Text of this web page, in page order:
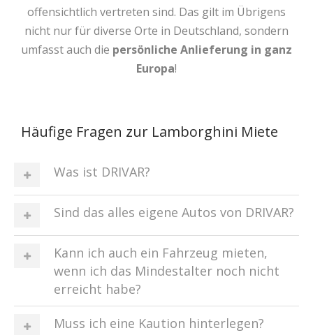
offensichtlich vertreten sind. Das gilt im Übrigens
nicht nur für diverse Orte in Deutschland, sondern
umfasst auch die persönliche Anlieferung in ganz
Europa!
Häufige Fragen zur Lamborghini Miete
Was ist DRIVAR?
Sind das alles eigene Autos von DRIVAR?
Kann ich auch ein Fahrzeug mieten,
wenn ich das Mindestalter noch nicht
erreicht habe?
Muss ich eine Kaution hinterlegen?